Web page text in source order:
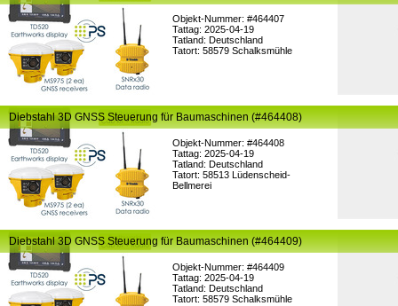
Objekt-Nummer: #464407
Tattag: 2025-04-19
Tatland: Deutschland
Tatort: 58579 Schalksmühle
Objekt-Nummer: #464408
Tattag: 2025-04-19
Tatland: Deutschland
Tatort: 58513 Lüdenscheid-
Bellmerei
Diebstahl 3D GNSS Steuerung für Baumaschinen (#464408)
Objekt-Nummer: #464409
Tattag: 2025-04-19
Tatland: Deutschland
Tatort: 58579 Schalksmühle
Diebstahl 3D GNSS Steuerung für Baumaschinen (#464409)